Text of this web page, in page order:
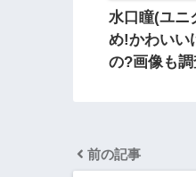
水口瞳(ユニ
め!かわいい
の?画像も
前の記事